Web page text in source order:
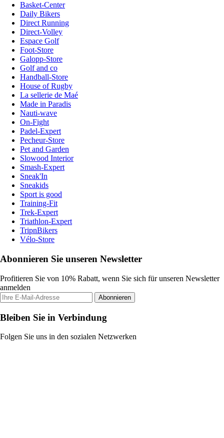
Basket-Center
Daily Bikers
Direct Running
Direct-Volley
Espace Golf
Foot-Store
Galopp-Store
Golf and co
Handball-Store
House of Rugby
La sellerie de Maé
Made in Paradis
Nauti-wave
On-Fight
Padel-Expert
Pecheur-Store
Pet and Garden
Slowood Interior
Smash-Expert
Sneak'In
Sneakids
Sport is good
Training-Fit
Trek-Expert
Triathlon-Expert
TripnBikers
Vélo-Store
Abonnieren Sie unseren Newsletter
Profitieren Sie von 10% Rabatt, wenn Sie sich für unseren Newsletter
anmelden
Abonnieren
Bleiben Sie in Verbindung
Folgen Sie uns in den sozialen Netzwerken